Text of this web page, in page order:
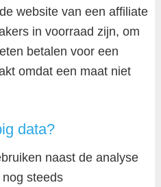
website van een affiliate
in voorraad zijn, om
betalen voor een
omdat een maat niet
data?
naast de analyse
steeds